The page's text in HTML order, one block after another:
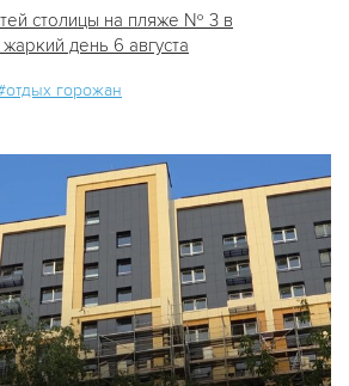
столицы на пляже № 3 в
день 6 августа
горожан